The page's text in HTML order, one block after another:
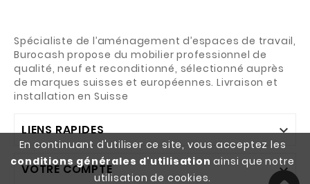
En continuant d'utiliser ce site, vous acceptez les
conditions générales d'utilisation ainsi que notre
utilisation de cookies.
Spécialiste de l’aménagement d’espaces de travail,
Burocash propose du mobilier professionnel de
qualité, neuf et reconditionné, sélectionné auprès
de marques suisses et européennes. Livraison et
installation en Suisse
LIENS RAPIDES 
VOTRE COMPTE 